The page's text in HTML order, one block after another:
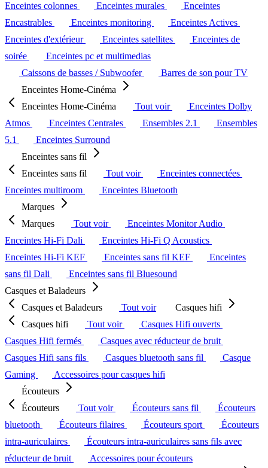
Enceintes colonnes
Enceintes murales
Enceintes
Encastrables
Enceintes monitoring
Enceintes Actives
Enceintes d'extérieur
Enceintes satellites
Enceintes de
soirée
Enceintes pc et multimedias
Caissons de basses / Subwoofer
Barres de son pour TV
Enceintes Home-Cinéma
Enceintes Home-Cinéma
Tout voir
Enceintes Dolby
Atmos
Enceintes Centrales Ensembles 2.1
Ensembles
5.1
Enceintes Surround
Enceintes sans fil
Enceintes sans fil
Tout voir
Enceintes connectées
Enceintes multiroom
Enceintes Bluetooth
Marques
Marques
Tout voir
Enceintes Monitor Audio
Enceintes Hi-Fi Dali
Enceintes Hi-Fi Q Acoustics
Enceintes Hi-Fi KEF
Enceintes sans fil KEF
Enceintes
sans fil Dali
Enceintes sans fil Bluesound
Casques et Baladeurs
Casques et Baladeurs
Tout voir
Casques hifi
Casques hifi
Tout voir
Casques Hifi ouverts
Casques Hifi fermés
Casques avec réducteur de bruit
Casques Hifi sans fils
Casques bluetooth sans fil
Casque
Gaming
Accessoires pour casques hifi
Écouteurs
Écouteurs
Tout voir Écouteurs sans fil
Écouteurs
bluetooth
Écouteurs filaires Écouteurs sport
Écouteurs
intra-auriculaires
Écouteurs intra-auriculaires sans fils avec
réducteur de bruit
Accessoires pour écouteurs